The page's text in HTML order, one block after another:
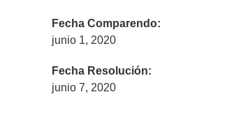
Fecha Comparendo:
junio 1, 2020
Fecha Resolución:
junio 7, 2020